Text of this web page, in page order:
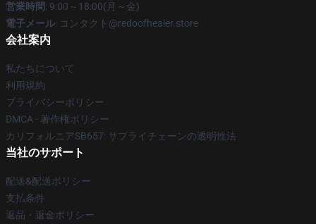
営業時間: 9:00～18:00(月～金)
電子メール: コンタクト@redoofhealer.store
会社案内
私たちについて
利用規約
プライバシーポリシー
DMCA - 著作権ポリシー
カリフォルニアSB657: サプライチェーンの透明性法
当社のサポート
配送&配送ポリシー
支払条件
返品・返金ポリシー